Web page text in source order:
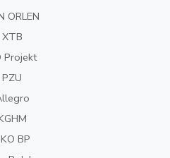
ORLEN
XTB
Projekt
PZU
BP